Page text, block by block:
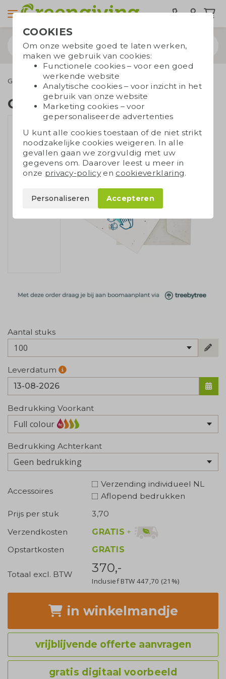
Groeipapier Groeipapier kaarten
Groeipapier kaart A5
Aantal stuks
100
Leverdatum
Bedrukking Voorkant
Full colour
Bedrukking Achterkant
Geen bedrukking
Accessoires
Verzending individueel NL
Aflopend bedrukken
Prijs per stuk
3,70
Verzendkosten
GRATIS +
Opstartkosten
GRATIS
Totaal excl. BTW 370,-
Inclusief BTW 447,70 (21%)
in winkelmandje
vrijblijvende offerte aanvragen
gratis digitaal voorbeeld
COOKIES
Om onze website goed te laten werken,
maken we gebruik van cookies:
Functionele cookies – voor een goed
werkende website
Analytische cookies – voor inzicht in het
gebruik van onze website
Marketing cookies – voor
gepersonaliseerde advertenties
U kunt alle cookies toestaan of de niet strikt
noodzakelijke cookies weigeren. In alle
gevallen gaan we zorgvuldig met uw
gegevens om. Daarover leest u meer in
onze privacy-policyen cookieverklaring.
Personaliseren Accepteren